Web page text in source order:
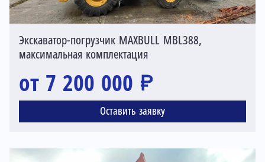
Экскаватор-погрузчик MAXBULL MBL388,
максимальная комплектация
от 7 200 000 ₽
Оставить заявку